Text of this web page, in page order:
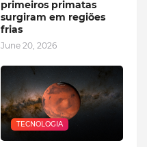
primeiros primatas
surgiram em regiões
frias
June 20, 2026
TECNOLOGIA